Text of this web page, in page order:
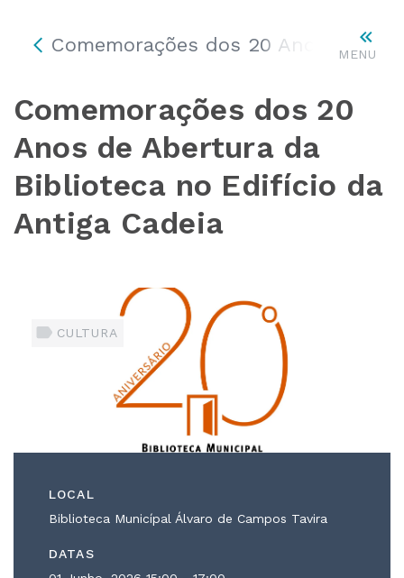
MENU
Comemorações dos 20 Anos de
Comemorações dos 20
Anos de Abertura da
Biblioteca no Edifício da
Antiga Cadeia
CULTURA
LOCAL
Biblioteca Municípal Álvaro de Campos Tavira
DATAS